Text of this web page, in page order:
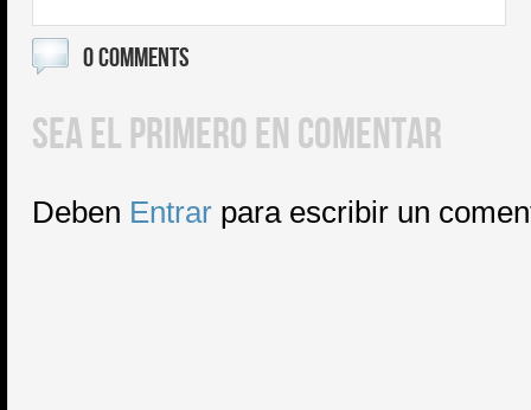
0 COMMENTS
SEA EL PRIMERO EN COMENTAR
Deben Entrar para escribir un